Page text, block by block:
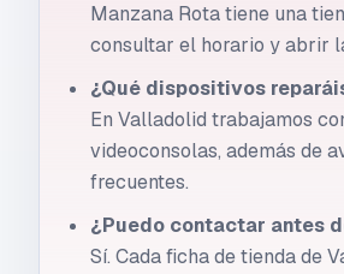
Manzana Rota tiene una
consultar el horario y abrir
¿Qué dispositivos
En Valladolid trabajamos
videoconsolas, además de
frecuentes.
¿Puedo contactar antes
Sí. Cada ficha de tienda de